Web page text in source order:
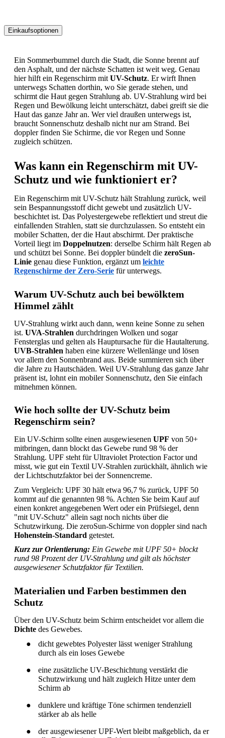
Einkaufsoptionen
Produktliste
springen
Ein Sommerbummel durch die Stadt, die Sonne brennt auf
den Asphalt, und der nächste Schatten ist weit weg. Genau
hier hilft ein Regenschirm mit UV-Schutz. Er wirft Ihnen
unterwegs Schatten dorthin, wo Sie gerade stehen, und
schirmt die Haut gegen Strahlung ab. UV-Strahlung wird bei
Regen und Bewölkung leicht unterschätzt, dabei greift sie die
Haut das ganze Jahr an. Wer viel draußen unterwegs ist,
braucht Sonnenschutz deshalb nicht nur am Strand. Bei
doppler finden Sie Schirme, die vor Regen und Sonne
zugleich schützen.
Was kann ein Regenschirm mit UV-
Schutz und wie funktioniert er?
Ein Regenschirm mit UV-Schutz hält Strahlung zurück, weil
sein Bespannungsstoff dicht gewebt und zusätzlich UV-
beschichtet ist. Das Polyestergewebe reflektiert und streut die
einfallenden Strahlen, statt sie durchzulassen. So entsteht ein
mobiler Schatten, der die Haut abschirmt. Der praktische
Vorteil liegt im Doppelnutzen: derselbe Schirm hält Regen ab
und schützt bei Sonne. Bei doppler bündelt die zeroSun-
Linie genau diese Funktion, ergänzt um leichte
Regenschirme der Zero-Serie für unterwegs.
Warum UV-Schutz auch bei bewölktem
Himmel zählt
UV-Strahlung wirkt auch dann, wenn keine Sonne zu sehen
ist. UVA-Strahlen durchdringen Wolken und sogar
Fensterglas und gelten als Hauptursache für die Hautalterung.
UVB-Strahlen haben eine kürzere Wellenlänge und lösen
vor allem den Sonnenbrand aus. Beide summieren sich über
die Jahre zu Hautschäden. Weil UV-Strahlung das ganze Jahr
präsent ist, lohnt ein mobiler Sonnenschutz, den Sie einfach
mitnehmen können.
Wie hoch sollte der UV-Schutz beim
Regenschirm sein?
Ein UV-Schirm sollte einen ausgewiesenen UPF von 50+
mitbringen, dann blockt das Gewebe rund 98 % der
Strahlung. UPF steht für Ultraviolet Protection Factor und
misst, wie gut ein Textil UV-Strahlen zurückhält, ähnlich wie
der Lichtschutzfaktor bei der Sonnencreme.
Zum Vergleich: UPF 30 hält etwa 96,7 % zurück, UPF 50
kommt auf die genannten 98 %. Achten Sie beim Kauf auf
einen konkret angegebenen Wert oder ein Prüfsiegel, denn
"mit UV-Schutz" allein sagt noch nichts über die
Schutzwirkung. Die zeroSun-Schirme von doppler sind nach
Hohenstein-Standard getestet.
Kurz zur Orientierung: Ein Gewebe mit UPF 50+ blockt
rund 98 Prozent der UV-Strahlung und gilt als höchster
ausgewiesener Schutzfaktor für Textilien.
Materialien und Farben bestimmen den
Schutz
Über den UV-Schutz beim Schirm entscheidet vor allem die
Dichte des Gewebes.
●
dicht gewebtes Polyester lässt weniger Strahlung
durch als ein loses Gewebe
●
eine zusätzliche UV-Beschichtung verstärkt die
Schutzwirkung und hält zugleich Hitze unter dem
Schirm ab
●
dunklere und kräftige Töne schirmen tendenziell
stärker ab als helle
●
der ausgewiesener UPF-Wert bleibt maßgeblich, da er